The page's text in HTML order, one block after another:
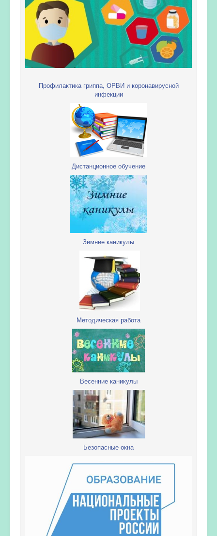
Профилактика гриппа, ОРВИ и коронавирусной
инфекции
Дистанционное обучение
Зимние каникулы
Методическая работа
Весенние каникулы
Безопасные окна